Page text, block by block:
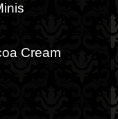
Cream